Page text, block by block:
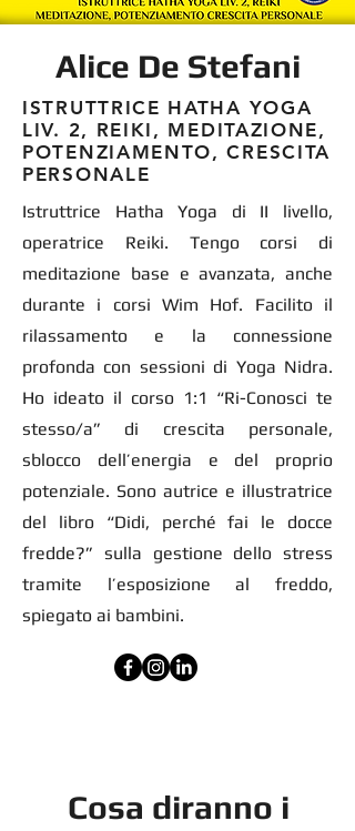
Alice De Stefani
ISTRUTTRICE HATHA YOGA
LIV. 2, REIKI, MEDITAZIONE,
POTENZIAMENTO, CRESCITA
PERSONALE
Istruttrice Hatha Yoga di II livello,
operatrice Reiki. Tengo corsi di
meditazione base e avanzata, anche
durante i corsi Wim Hof. Facilito il
rilassamento e la connessione
profonda con sessioni di Yoga Nidra.
Ho ideato il corso 1:1 “Ri-Conosci te
stesso/a” di crescita personale,
sblocco dell’energia e del proprio
potenziale. Sono autrice e illustratrice
del libro “Didi, perché fai le docce
fredde?” sulla gestione dello stress
tramite l’esposizione al freddo,
spiegato ai bambini.
Cosa diranno i